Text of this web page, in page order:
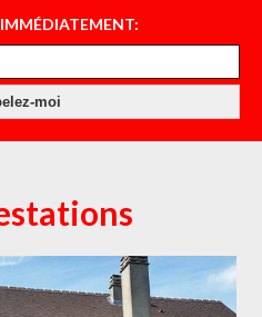
IMMÉDIATEMENT: